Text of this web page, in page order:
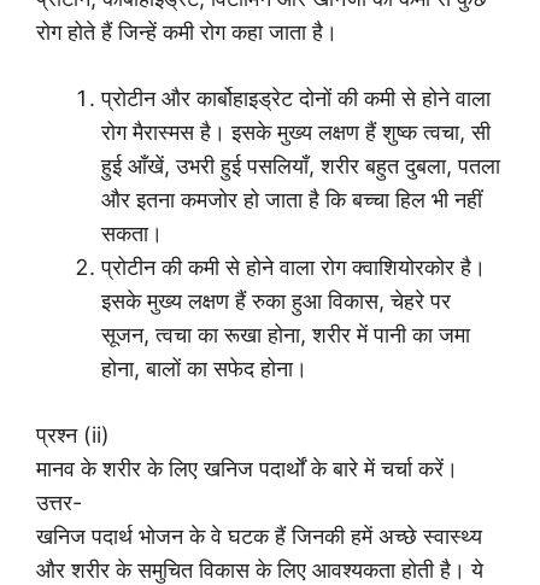
रोग होते हैं जिन्हें कमी रोग कहा जाता है।
प्रोटीन और कार्बोहाइड्रेट दोनों की कमी से होने वाला
रोग मैरास्मस है। इसके मुख्य लक्षण हैं शुष्क त्वचा, सी
हुई आँखें, उभरी हुई पसलियाँ, शरीर बहुत दुबला, पतला
और इतना कमजोर हो जाता है कि बच्चा हिल भी नहीं
सकता।
प्रोटीन की कमी से होने वाला रोग क्वाशियोरकोर है।
इसके मुख्य लक्षण हैं रुका हुआ विकास, चेहरे पर
सूजन, त्वचा का रूखा होना, शरीर में पानी का जमा
होना, बालों का सफेद होना।
प्रश्न (ii)
मानव के शरीर के लिए खनिज पदार्थों के बारे में चर्चा करें।
उत्तर-
खनिज पदार्थ भोजन के वे घटक हैं जिनकी हमें अच्छे स्वास्थ्य
और शरीर के समुचित विकास के लिए आवश्यकता होती है। ये